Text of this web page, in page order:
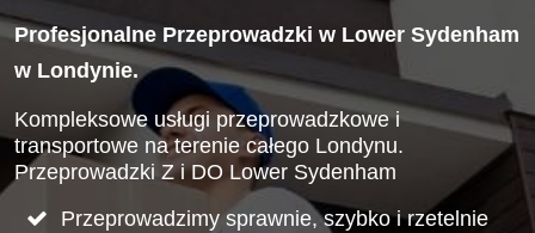
Profesjonalne Przeprowadzki w Lower Sydenham
w Londynie.
Kompleksowe usługi przeprowadzkowe i
transportowe na terenie całego Londynu.
Przeprowadzki Z i DO Lower Sydenham
Przeprowadzimy sprawnie, szybko i rzetelnie